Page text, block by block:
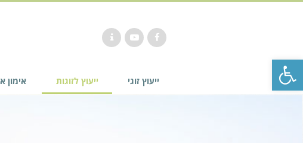
פתח סרגל נגישות
ייעוץ זוגי ייעוץ לזוגות אימון